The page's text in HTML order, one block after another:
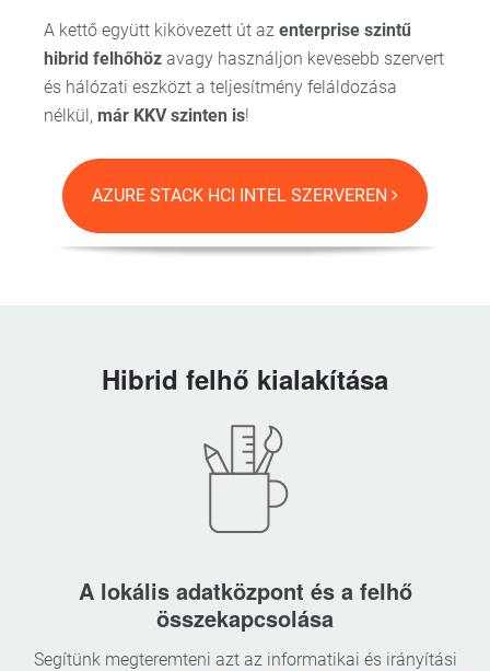
A kettő együtt kikövezett út az enterprise szintű
hibrid felhőhöz avagy használjon kevesebb szervert
és hálózati eszközt a teljesítmény feláldozása
nélkül, már KKV szinten is!
AZURE STACK HCI INTEL SZERVEREN
Hibrid felhő kialakítása
A lokális adatközpont és a felhő
összekapcsolása
Segítünk megteremteni azt az informatikai és irányítási